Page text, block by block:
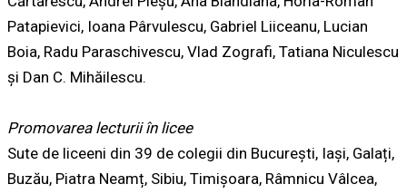
Patapievici, Ioana Pârvulescu, Gabriel Liiceanu, Lucian
Boia, Radu Paraschivescu, Vlad Zografi, Tatiana Niculescu
și Dan C. Mihăilescu.
Promovarea lecturii în licee
Sute de liceeni din 39 de colegii din București, Iași, Galați,
Buzău, Piatra Neamț, Sibiu, Timișoara, Râmnicu Vâlcea,